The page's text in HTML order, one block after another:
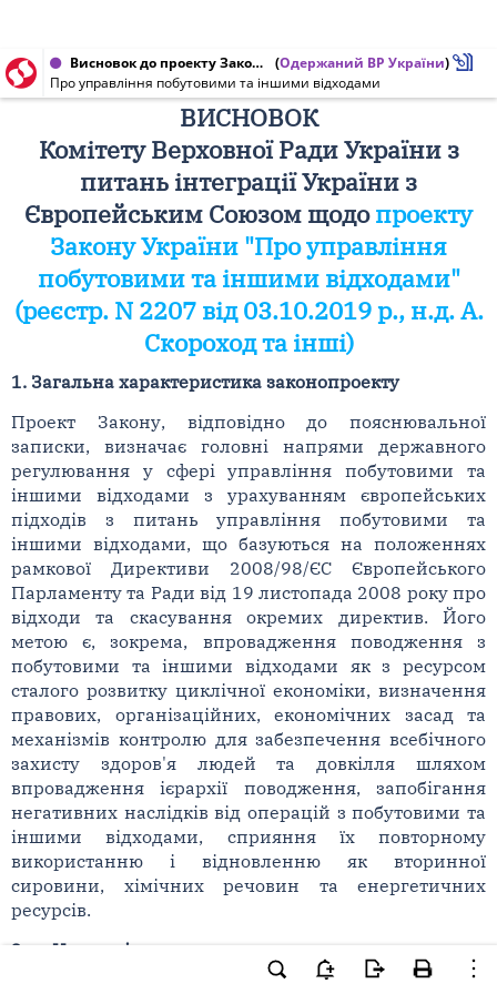
Висновок до проекту Закону України від 05.02.2020 № 2207 (Одержаний ВР України)
Про управління побутовими та іншими відходами